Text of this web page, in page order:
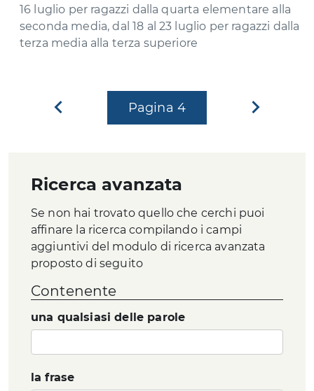
16 luglio per ragazzi dalla quarta elementare alla
seconda media, dal 18 al 23 luglio per ragazzi dalla
terza media alla terza superiore
Pagina 4
Ricerca avanzata
Se non hai trovato quello che cerchi puoi
affinare la ricerca compilando i campi
aggiuntivi del modulo di ricerca avanzata
proposto di seguito
Contenente
una qualsiasi delle parole
la frase